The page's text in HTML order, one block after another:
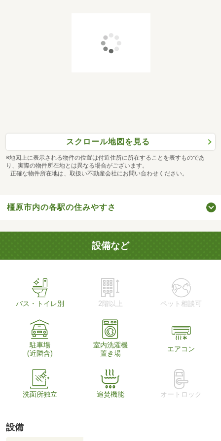
スクロール地図を見る
※地図上に表示される物件の位置は付近住所に所在することを表すものであ
り、実際の物件所在地とは異なる場合がございます。
正確な物件所在地は、取扱い不動産会社にお問い合わせください。
橿原市内の各駅の住みやすさ
設備など
バス・トイレ別 2階以上 ペット相談可
駐車場
(近隣含)
室内洗濯機
置き場
エアコン
洗面所独立 追焚機能 オートロック
設備